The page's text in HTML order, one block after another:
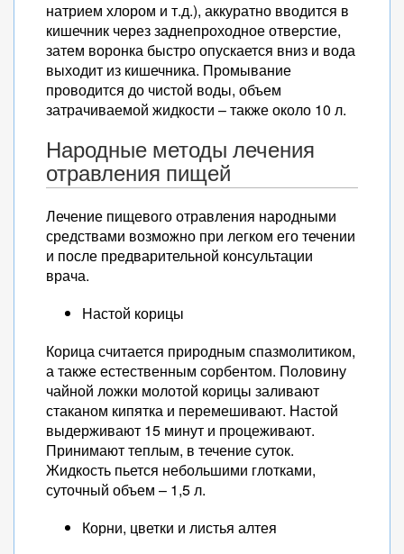
натрием хлором и т.д.), аккуратно вводится в
кишечник через заднепроходное отверстие,
затем воронка быстро опускается вниз и вода
выходит из кишечника. Промывание
проводится до чистой воды, объем
затрачиваемой жидкости – также около 10 л.
Народные методы лечения
отравления пищей
Лечение пищевого отравления народными
средствами возможно при легком его течении
и после предварительной консультации
врача.
Настой корицы
Корица считается природным спазмолитиком,
а также естественным сорбентом. Половину
чайной ложки молотой корицы заливают
стаканом кипятка и перемешивают. Настой
выдерживают 15 минут и процеживают.
Принимают теплым, в течение суток.
Жидкость пьется небольшими глотками,
суточный объем – 1,5 л.
Корни, цветки и листья алтея